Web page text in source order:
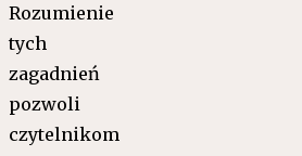
Rozumienie
tych
zagadnień
pozwoli
czytelnikom